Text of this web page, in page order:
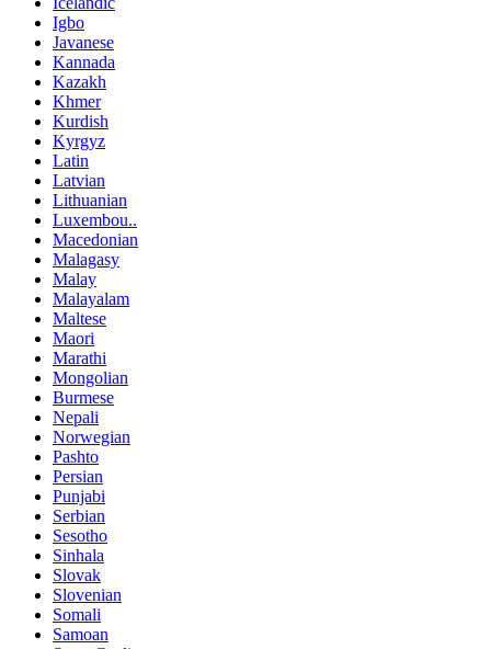
Igbo
Javanese
Kannada
Kazakh
Khmer
Kurdish
Kyrgyz
Latin
Latvian
Lithuanian
Luxembou..
Macedonian
Malagasy
Malay
Malayalam
Maltese
Maori
Marathi
Mongolian
Burmese
Nepali
Norwegian
Pashto
Persian
Punjabi
Serbian
Sesotho
Sinhala
Slovak
Slovenian
Somali
Samoan